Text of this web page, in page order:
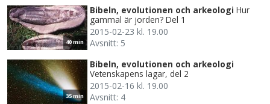
40 min
Bibeln, evolutionen och arkeologi Hur
gammal är jorden? Del 1
2015-02-23 kl. 19.00
Avsnitt: 5
35 min
Bibeln, evolutionen och arkeologi
Vetenskapens lagar, del 2
2015-02-16 kl. 19.00
Avsnitt: 4